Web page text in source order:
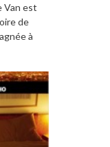
Van est
de
à